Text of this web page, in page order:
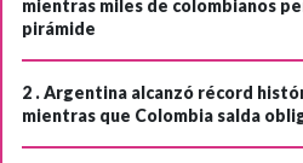
mientras miles de colombianos
pirámide
2 .Argentina alcanzó récord
mientras que Colombia salda